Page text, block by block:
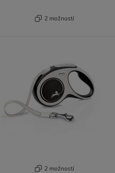
2 možností
2 možností